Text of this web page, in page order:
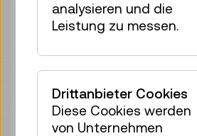
35 Plätze frei
€ 2,50
Reservierung Kinderbereich
35 Plätze frei
€ 2,50
analysieren und die
Leistung zu messen.
Drittanbieter Cookies
Diese Cookies werden
von Unternehmen